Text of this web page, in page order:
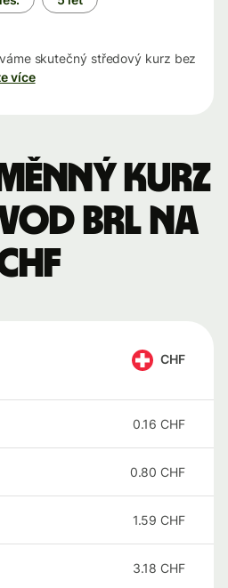
skutečný středový kurz bez
více
kurz
BRL na
CHF
0.16 CHF
0.80 CHF
1.59 CHF
3.18 CHF